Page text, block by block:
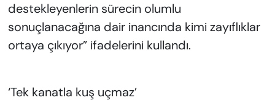
destekleyenlerin sürecin olumlu
sonuçlanacağına dair inancında kimi zayıflıklar
ortaya çıkıyor” ifadelerini kullandı.
‘Tek kanatla kuş uçmaz’